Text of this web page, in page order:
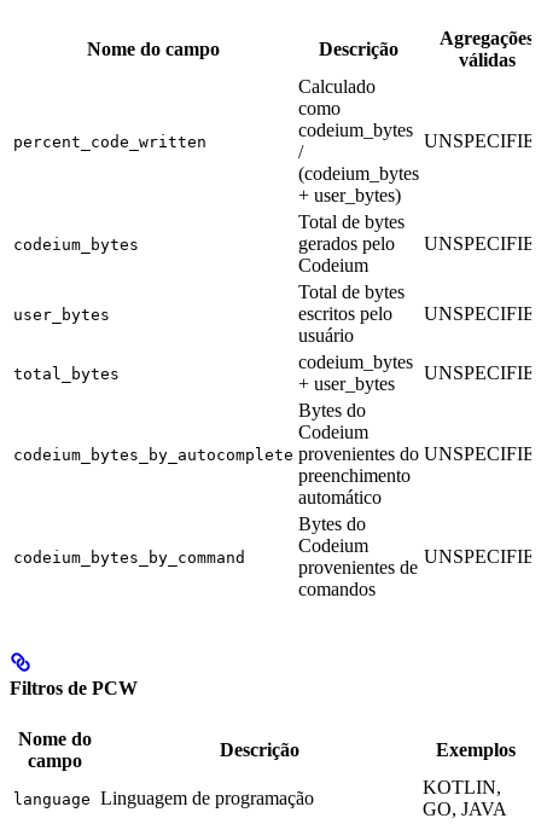
Nome do campo Descrição
Agregações
válidas
percent_code_written
Calculado
como
codeium_bytes
/
(codeium_bytes
+ user_bytes)
codeium_bytes
Total de bytes
gerados pelo
Codeium
user_bytes
Total de bytes
escritos pelo
usuário
total_bytes
codeium_bytes
+ user_bytes
codeium_bytes_by_autocomplete
Bytes do
Codeium
provenientes do
preenchimento
automático
codeium_bytes_by_command
Bytes do
Codeium
provenientes de
comandos
Filtros de PCW
Nome do
campo
Descrição Exemplos
language Linguagem de programação
KOTLIN,
GO, JAVA